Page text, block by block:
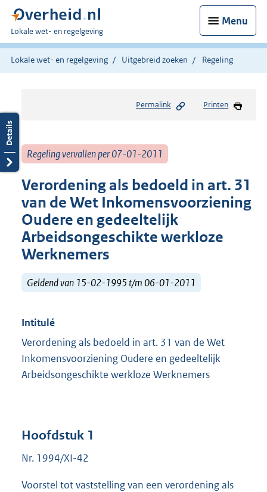
Menu
U
bent
hier:
Lokale wet- en regelgeving
Lokale wet- en regelgeving Uitgebreid zoeken Regeling
Permalink Printen
Regeling vervallen per 07-01-2011
Verordening als bedoeld in art. 31
van de Wet Inkomensvoorziening
Oudere en gedeeltelijk
Arbeidsongeschikte werkloze
Werknemers
Geldend van 15-02-1995 t/m 06-01-2011
Intitulé
Verordening als bedoeld in art. 31 van de Wet
Inkomensvoorziening Oudere en gedeeltelijk
Arbeidsongeschikte werkloze Werknemers
Hoofdstuk 1
Nr. 1994/XI-42
Voorstel tot vaststelling van een verordening als